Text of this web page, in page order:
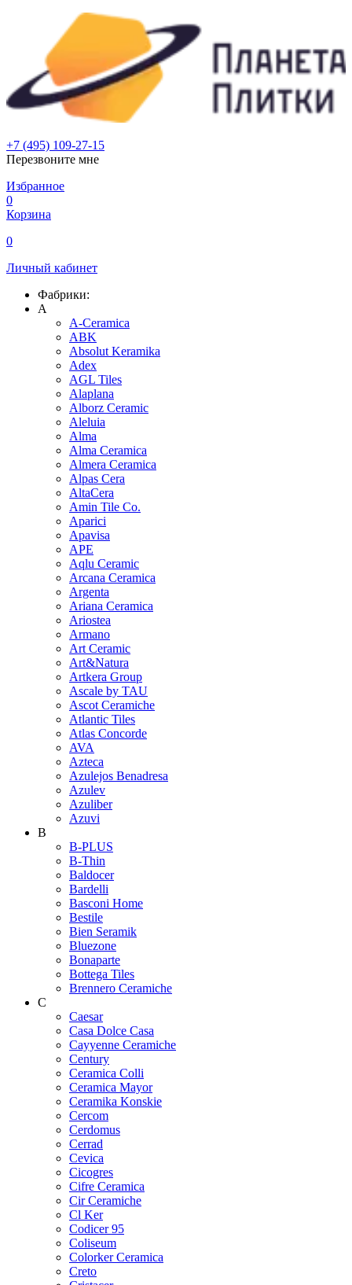
+7 (495) 109-27-15
Перезвоните мне
Избранное
0
Корзина
0
Личный кабинет
Фабрики:
A
A-Ceramica
ABK
Absolut Keramika
Adex
AGL Tiles
Alaplana
Alborz Ceramic
Aleluia
Alma
Alma Ceramica
Almera Ceramica
Alpas Cera
AltaCera
Amin Tile Co.
Aparici
Apavisa
APE
Aqlu Ceramic
Arcana Ceramica
Argenta
Ariana Ceramica
Ariostea
Armano
Art Ceramic
Art&Natura
Artkera Group
Ascale by TAU
Ascot Ceramiche
Atlantic Tiles
Atlas Concorde
AVA
Azteca
Azulejos Benadresa
Azulev
Azuliber
Azuvi
B
B-PLUS
B-Thin
Baldocer
Bardelli
Basconi Home
Bestile
Bien Seramik
Bluezone
Bonaparte
Bottega Tiles
Brennero Ceramiche
C
Caesar
Casa Dolce Casa
Cayyenne Ceramiche
Century
Ceramica Colli
Ceramica Mayor
Ceramika Konskie
Cercom
Cerdomus
Cerrad
Cevica
Cicogres
Cifre Ceramica
Cir Ceramiche
Cl Ker
Codicer 95
Coliseum
Colorker Ceramica
Creto